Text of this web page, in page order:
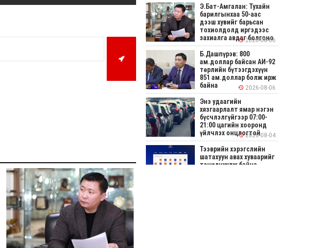
Э.Бат-Амгалан: Тухайн
барилгынхаа 50-аас
дээш хувийг барьсан
тохиолдолд иргэдээс
захиалга авдаг болгоно
2026-08-06
Б.Дашпүрэв: 800
ам.доллар байсан АИ-92
төрлийн бүтээгдэхүүн
851 ам.доллар болж ирж
байна
2026-08-06
Энэ удаагийн
хязгаарлалт ямар нэгэн
бүсчлэлгүйгээр 07:00-
21:00 цагийн хооронд
үйлчлэх онцлогтой2026-08-04
Тээврийн хэрэгслийн
шатахуун авах хуваарийг
танилцуулж байна